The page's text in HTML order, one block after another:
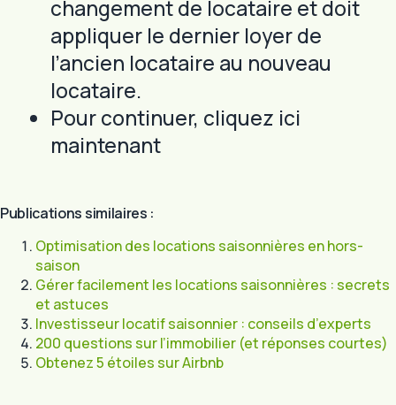
changement de locataire et doit
appliquer le dernier loyer de
l’ancien locataire au nouveau
locataire.
Pour continuer, cliquez ici
maintenant
Publications similaires :
Optimisation des locations saisonnières en hors-
saison
Gérer facilement les locations saisonnières : secrets
et astuces
Investisseur locatif saisonnier : conseils d’experts
200 questions sur l’immobilier (et réponses courtes)
Obtenez 5 étoiles sur Airbnb